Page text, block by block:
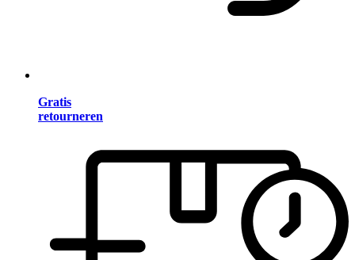
Gratis
retourneren